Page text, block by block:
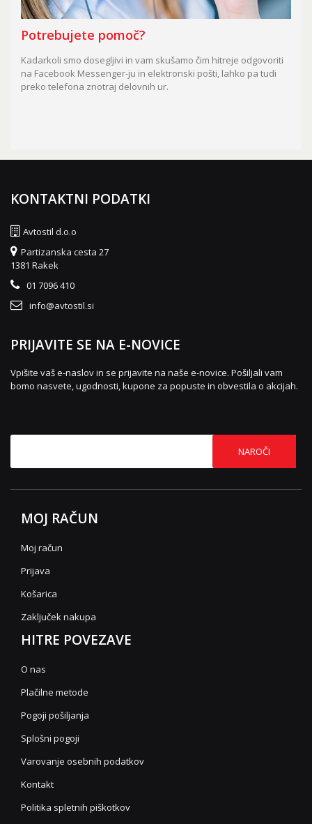
Potrebujete pomoč?
Kadarkoli smo dosegljivi in vam skušamo čim hitreje odgovoriti
na Facebook Messenger-ju in elektronski pošti, lahko pa tudi
preko telefona znotraj delovnih ur.
KONTAKTNI PODATKI
Avtostil d.o.o
Partizanska cesta 27
1381 Rakek
01 7096 410
info@avtostil.si
PRIJAVITE SE NA E-NOVICE
Vpišite vaš e-naslov in se prijavite na naše e-novice. Pošiljali vam
bomo nasvete, ugodnosti, kupone za popuste in obvestila o akcijah.
NAROČI
MOJ RAČUN
Moj račun
Prijava
Košarica
Zaključek nakupa
HITRE POVEZAVE
O nas
Plačilne metode
Pogoji pošiljanja
Splošni pogoji
Varovanje osebnih podatkov
Kontakt
Politika spletnih piškotkov